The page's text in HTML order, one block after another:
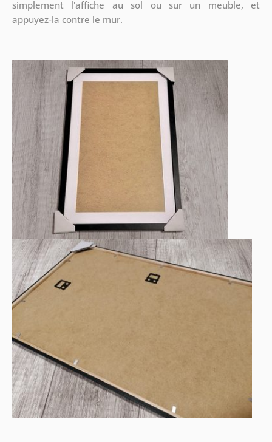
simplement l'affiche au sol ou sur un meuble, et
appuyez-la contre le mur.